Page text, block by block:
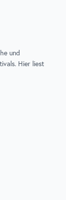
und
Hier liest